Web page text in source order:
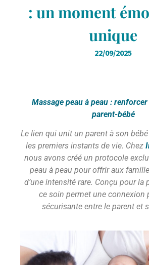
: un moment
unique
22/09/2025
Massage peau à peau :
parent-bébé
Le lien qui unit un parent à son
les premiers instants de vie. Chez
nous avons créé un protocole
peau à peau pour offrir aux
d’une intensité rare. Conçu pour la
ce soin permet une connexion
sécurisante entre le parent et